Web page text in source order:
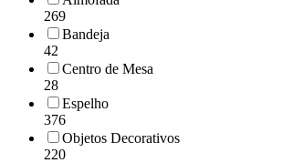
269
Bandeja
42
Centro de Mesa
28
Espelho
376
Objetos Decorativos
220